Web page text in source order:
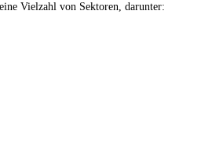
Vielzahl von Sektoren, darunter: